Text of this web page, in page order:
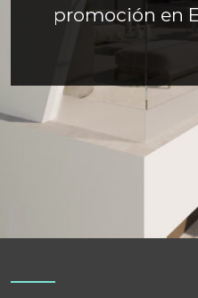
promoción en